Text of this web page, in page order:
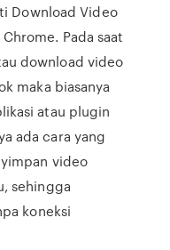
Download Video
Pada saat
download video
maka biasanya
atau plugin
ada cara yang
video
sehingga
koneksi